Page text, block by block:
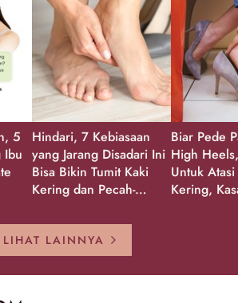
5
Ibu
Hindari, 7 Kebiasaan
yang Jarang Disadari Ini
Bisa Bikin Tumit Kaki
Kering dan Pecah-
Biar Pede
High
Untuk
Kering,
LIHAT LAINNYA